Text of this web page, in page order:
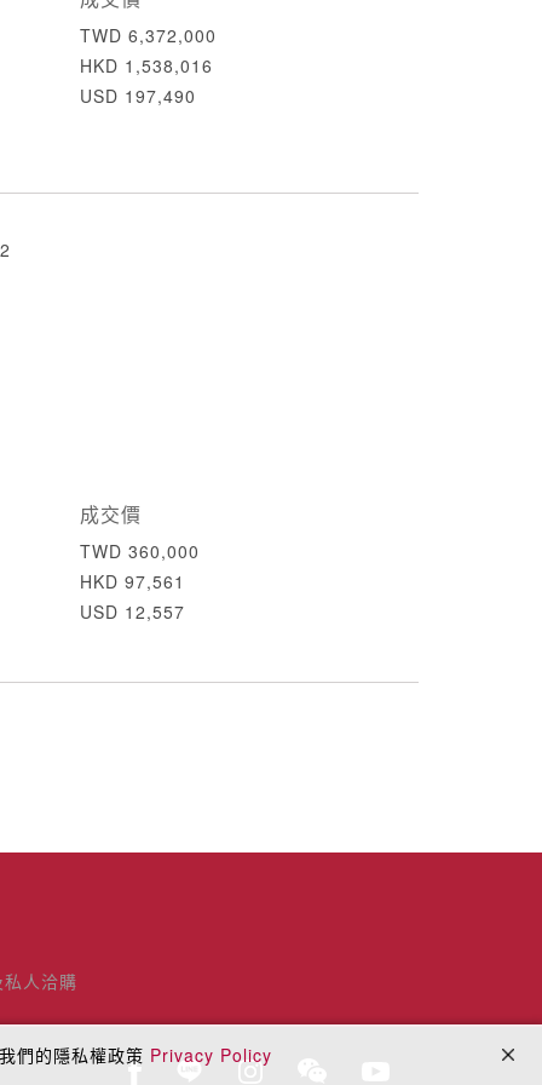
TWD 6,372,000
HKD 1,538,016
USD 197,490
成交價
TWD 360,000
HKD 97,561
USD 12,557
人洽購
們的隱私權政策 Privacy Policy